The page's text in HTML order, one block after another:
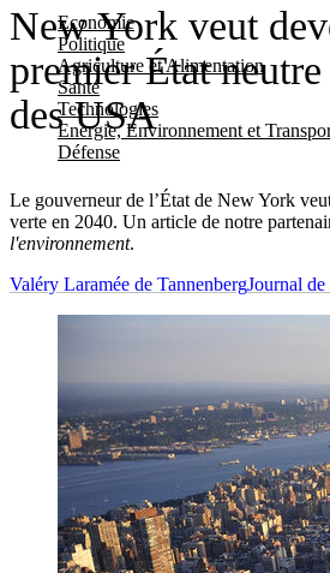
Economie
Politique
Agriculture et Alimentation
Santé
Technologies
Energie, Environnement et
Défense
New York veut
premier État
des USA
Le gouverneur de l’État de New York
verte en 2040. Un article de notre
l'environnement.
Valéry Laramée de TannenbergJournal